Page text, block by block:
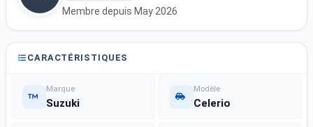
Membre depuis May 2026
CARACTÉRISTIQUES
Marque
Suzuki
Modèle
Celerio